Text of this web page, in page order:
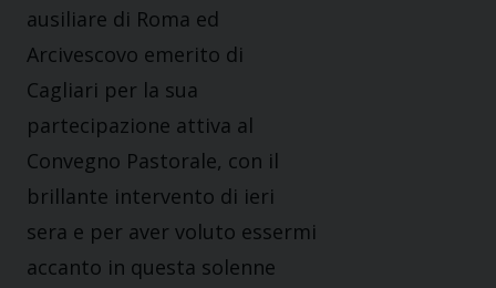
ausiliare di Roma ed
Arcivescovo emerito di
Cagliari per la sua
partecipazione attiva al
Convegno Pastorale, con il
brillante intervento di ieri
sera e per aver voluto essermi
accanto in questa solenne